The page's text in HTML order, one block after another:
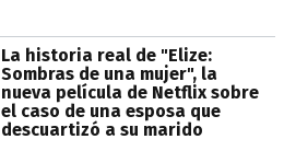
La historia real de "Elize:
Sombras de una mujer", la
nueva película de Netflix sobre
el caso de una esposa que
descuartizó a su marido